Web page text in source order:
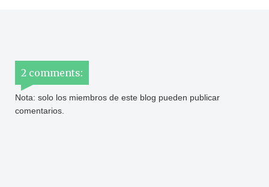
2 comments:
Nota: solo los miembros de este blog pueden publicar
comentarios.